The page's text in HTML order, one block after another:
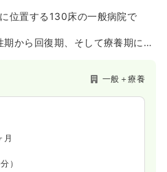
位置する130床の一般病院で
から回復期、そして療養期にい
一般＋療養
月
）